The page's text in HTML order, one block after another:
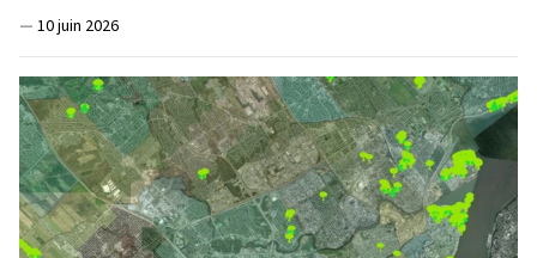
— 10 juin 2026